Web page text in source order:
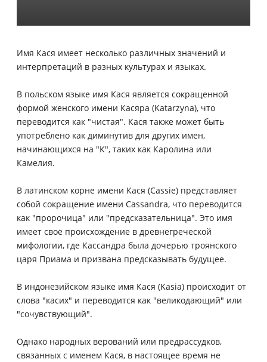
Имя Кася имеет несколько различных значений и
интерпретаций в разных культурах и языках.
В польском языке имя Кася является сокращенной
формой женского имени Касяра (Katarzyna), что
переводится как "чистая". Кася также может быть
употреблено как диминутив для других имен,
начинающихся на "К", таких как Каролина или
Камелия.
В латинском корне имени Кася (Cassie) представляет
собой сокращение имени Cassandra, что переводится
как "пророчица" или "предсказательница". Это имя
имеет своё происхождение в древнегреческой
мифологии, где Кассандра была дочерью троянского
царя Приама и призвана предсказывать будущее.
В индонезийском языке имя Кася (Kasia) происходит от
слова "касих" и переводится как "великодающий" или
"сочувствующий".
Однако народных верований или предрассудков,
связанных с именем Кася, в настоящее время не